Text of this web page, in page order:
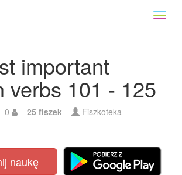
important
verbs 101 - 125
0 25 fiszek Fiszkoteka
naukę